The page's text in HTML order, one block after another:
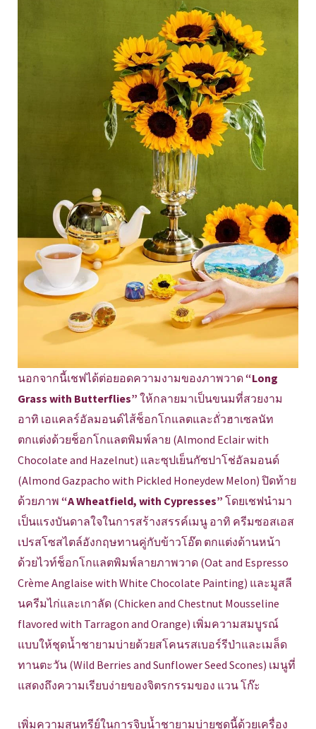
นอกจากนี้เชฟได้ต่อยอดความงามของภาพวาด“Long
Grass with Butterflies” ให้กลายมาเป็นขนมที่สวยงาม
อาทิ เอแคลร์อัลมอนด์ไส้ช็อกโกแลตและถั่วฮาเซลนัท
ตกแต่งด้วยช็อกโกแลตพิมพ์ลาย (Almond Eclair with
Chocolate and Hazelnut) และซุปเย็นกัซปาโช่อัลมอนด์
(Almond Gazpacho with Pickled Honeydew Melon) ปิดท้าย
ด้วยภาพ “A Wheatfield, with Cypresses” โดยเชฟนำมา
เป็นแรงบันดาลใจในการสร้างสรรค์เมนู อาทิ ครีมซอสเอส
เปรสโซสไตล์อังกฤษทานคู่กับข้าวโอ๊ต ตกแต่งด้านหน้า
ด้วยไวท์ช็อกโกแลตพิมพ์ลายภาพวาด (Oat and Espresso
Crème Anglaise with White Chocolate Painting) และมูสลี
นครีมไก่และเกาลัด (Chicken and Chestnut Mousseline
flavored with Tarragon and Orange) เพิ่มความสมบูรณ์
แบบให้ชุดน้ำชายามบ่ายด้วยสโคนรสเบอร์รีป่าและเมล็ด
ทานตะวัน (Wild Berries and Sunflower Seed Scones) เมนูที่
แสดงถึงความเรียบง่ายของจิตรกรรมของ แวน โก๊ะ
เพิ่มความสุนทรีย์ในการจิบน้ำชายามบ่ายชุดนี้ด้วยเครื่อง